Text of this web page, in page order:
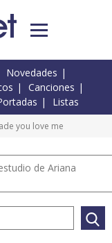
Novedades
Canciones
Listas
you love me
de Ariana